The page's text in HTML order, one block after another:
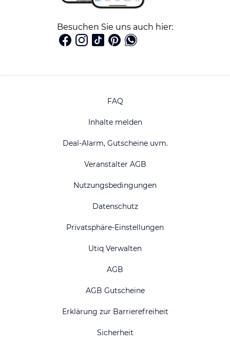
Besuchen Sie uns auch hier:
FAQ
Inhalte melden
Deal-Alarm, Gutscheine uvm.
Veranstalter AGB
Nutzungsbedingungen
Datenschutz
Privatsphäre-Einstellungen
Utiq Verwalten
AGB
AGB Gutscheine
Erklärung zur Barrierefreiheit
Sicherheit